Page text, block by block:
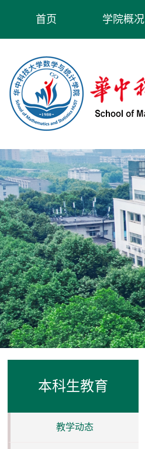
首页 学院概况
本科生教育
教学动态